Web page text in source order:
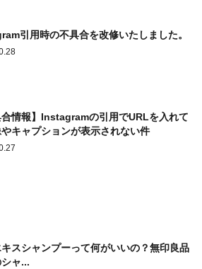
引用時の不具合を改修いたしました。
合情報】Instagramの引用でURLを入れて
やキャプションが表示されない件
スシャンプーって何がいいの？無印良品
ャ...